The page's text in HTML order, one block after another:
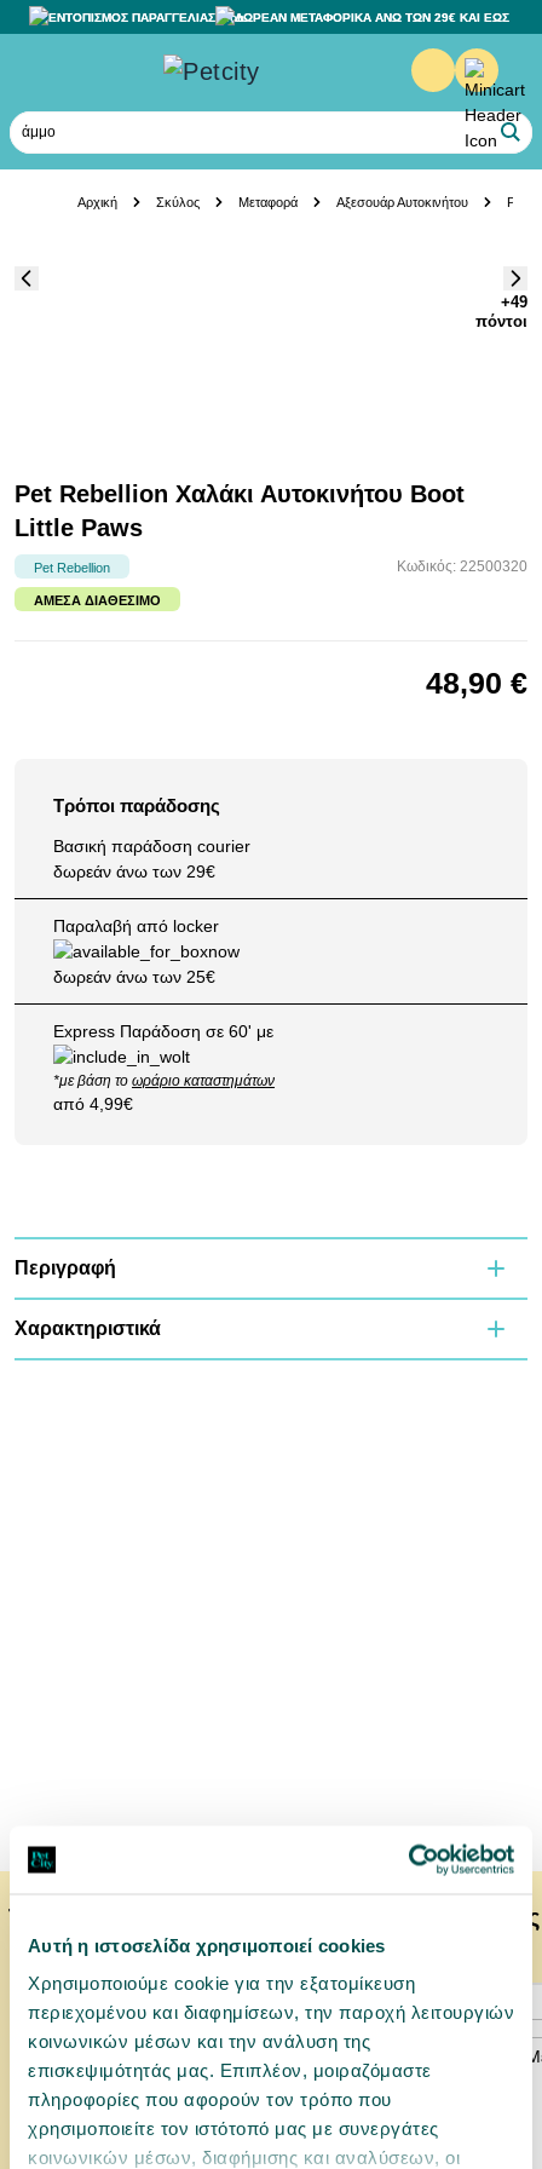
Αυτή η ιστοσελίδα χρησιμοποιεί cookies
Χρησιμοποιούμε cookie για την εξατομίκευση
περιεχομένου και διαφημίσεων, την παροχή λειτουργιών
κοινωνικών μέσων και την ανάλυση της
επισκεψιμότητάς μας. Επιπλέον, μοιραζόμαστε
πληροφορίες που αφορούν τον τρόπο που
χρησιμοποιείτε τον ιστότοπό μας με συνεργάτες
κοινωνικών μέσων, διαφήμισης και αναλύσεων, οι
ΕΝΤΟΠΙΣΜΟΣ ΠΑΡΑΓΓΕΛΙΑΣ ΔΩΡΕΑΝ ΜΕΤΑΦΟΡΙΚΑ ΑΝΩ ΤΩΝ 29€ ΚΑΙ ΕΩΣ
άμμο γά
Αρχική Σκύλος Μεταφορά Αξεσουάρ Αυτοκινήτου Pet
+49
πόντοι
Pet Rebellion Χαλάκι Αυτοκινήτου Boot
Little Paws
Pet Rebellion Κωδικός: 22500320
ΆΜΕΣΑ ΔΙΑΘΈΣΙΜΟ
48,90 €
Τρόποι παράδοσης
Βασική παράδοση courier
δωρεάν άνω των 29€
Παραλαβή από locker
δωρεάν άνω των 25€
Express Παράδοση σε 60' με
*με βάση το ωράριο καταστημάτων
από 4,99€
Περιγραφή
Χαρακτηριστικά
Το κατοικίδιό σας μπορεί να προτιμάει επίσης